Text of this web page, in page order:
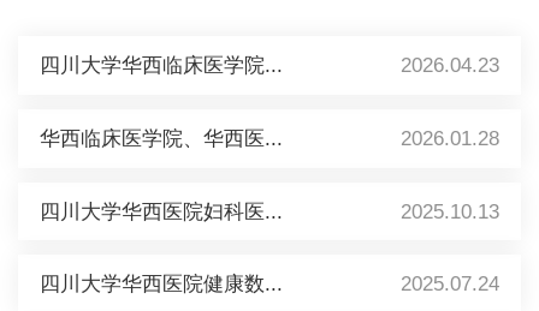
四川大学华西临床医学院... 2026.04.23
华西临床医学院、华西医... 2026.01.28
四川大学华西医院妇科医... 2025.10.13
四川大学华西医院健康数... 2025.07.24